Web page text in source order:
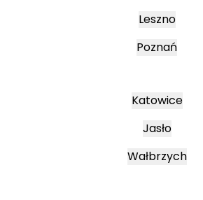
Leszno
Poznań
Katowice
Jasło
Wałbrzych